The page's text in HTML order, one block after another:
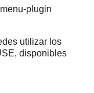
plugin
utilizar los
disponibles